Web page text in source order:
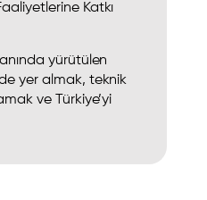
Katkı
yürütülen
yer almak, teknik
ve Türkiye’yi